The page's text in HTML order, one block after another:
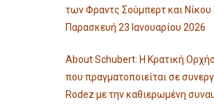
των Φραντς Σούμπερτ και
Παρασκευή 23 Ιανουαρίου 2026
About Schubert: Η Κρατική
που πραγματοποιείται σε
Rodez με την καθιερωμένη